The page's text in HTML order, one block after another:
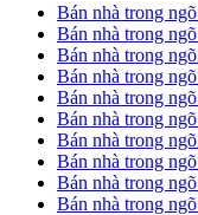
Bán nhà trong
Bán nhà trong
Bán nhà trong
Bán nhà trong
Bán nhà trong
Bán nhà trong
Bán nhà trong
Bán nhà trong
Bán nhà trong
Bán nhà trong